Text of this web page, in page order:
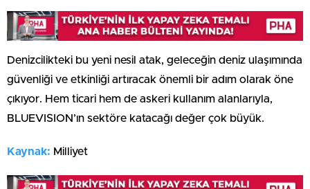
Denizcilikteki bu yeni nesil atak, geleceğin deniz ulaşımında
güvenliği ve etkinliği artıracak önemli bir adım olarak öne
çıkıyor. Hem ticari hem de askeri kullanım alanlarıyla,
BLUEVISION’ın sektöre katacağı değer çok büyük.
Kaynak: Milliyet